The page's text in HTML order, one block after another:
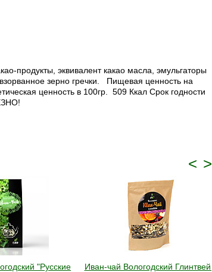
продукты, эквивалент какао масла, эмульгаторы
зерно гречки. Пищевая ценность на
ценность в 100гр. 509 Ккал Срок годности
< >
"Русские
Иван-чай Вологодский Глинтвейн